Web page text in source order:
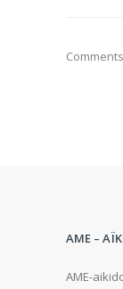
AME –
AME-